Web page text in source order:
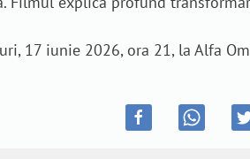
17 iunie 2026, ora 21, la Alfa